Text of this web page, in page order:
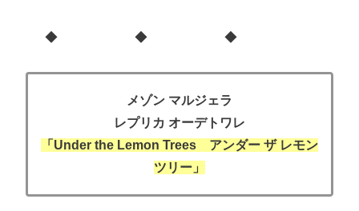
◆ ◆ ◆
メゾン マルジェラ
レプリカ オーデトワレ
「Under the Lemon Trees アンダー ザ レモン
ツリー」